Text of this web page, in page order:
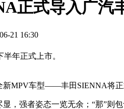
正式导入广汽
21 16:30
年正式上市。
新MPV车型——丰田SIENNA将
，强者姿态一览无余；“那”则